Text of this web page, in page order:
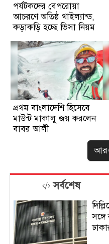
পর্যটকদের বেপরোয়া
আচরণে অতিষ্ঠ থাইল্যান্ড,
কড়াকড়ি হচ্ছে ভিসা নিয়ম
প্রথম বাংলাদেশি হিসেবে
মাউন্ট মাকালু জয় করলেন
বাবর আলী
সর্বশেষ